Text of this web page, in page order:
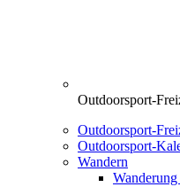
Outdoorsport-
Outdoorsport-
Outdoorsport-
Wandern